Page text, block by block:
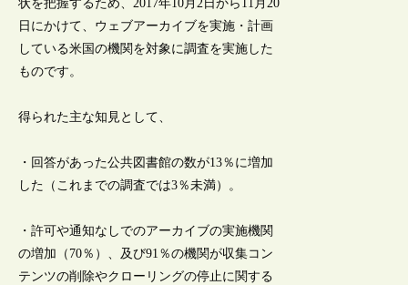
状を把握するため、2017年10月2日から11月20
日にかけて、ウェブアーカイブを実施・計画
している米国の機関を対象に調査を実施した
ものです。
得られた主な知見として、
・回答があった公共図書館の数が13％に増加
した（これまでの調査では3％未満）。
・許可や通知なしでのアーカイブの実施機関
の増加（70％）、及び91％の機関が収集コン
テンツの削除やクローリングの停止に関する